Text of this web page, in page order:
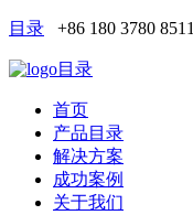
目录 +86 180 3780 8511
目录
首页
产品目录
解决方案
成功案例
关于我们